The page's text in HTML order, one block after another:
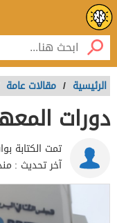
الرئيسية / مقالات عامة
دورات
تمت الكتابة
آخر تحديث : منذ 3